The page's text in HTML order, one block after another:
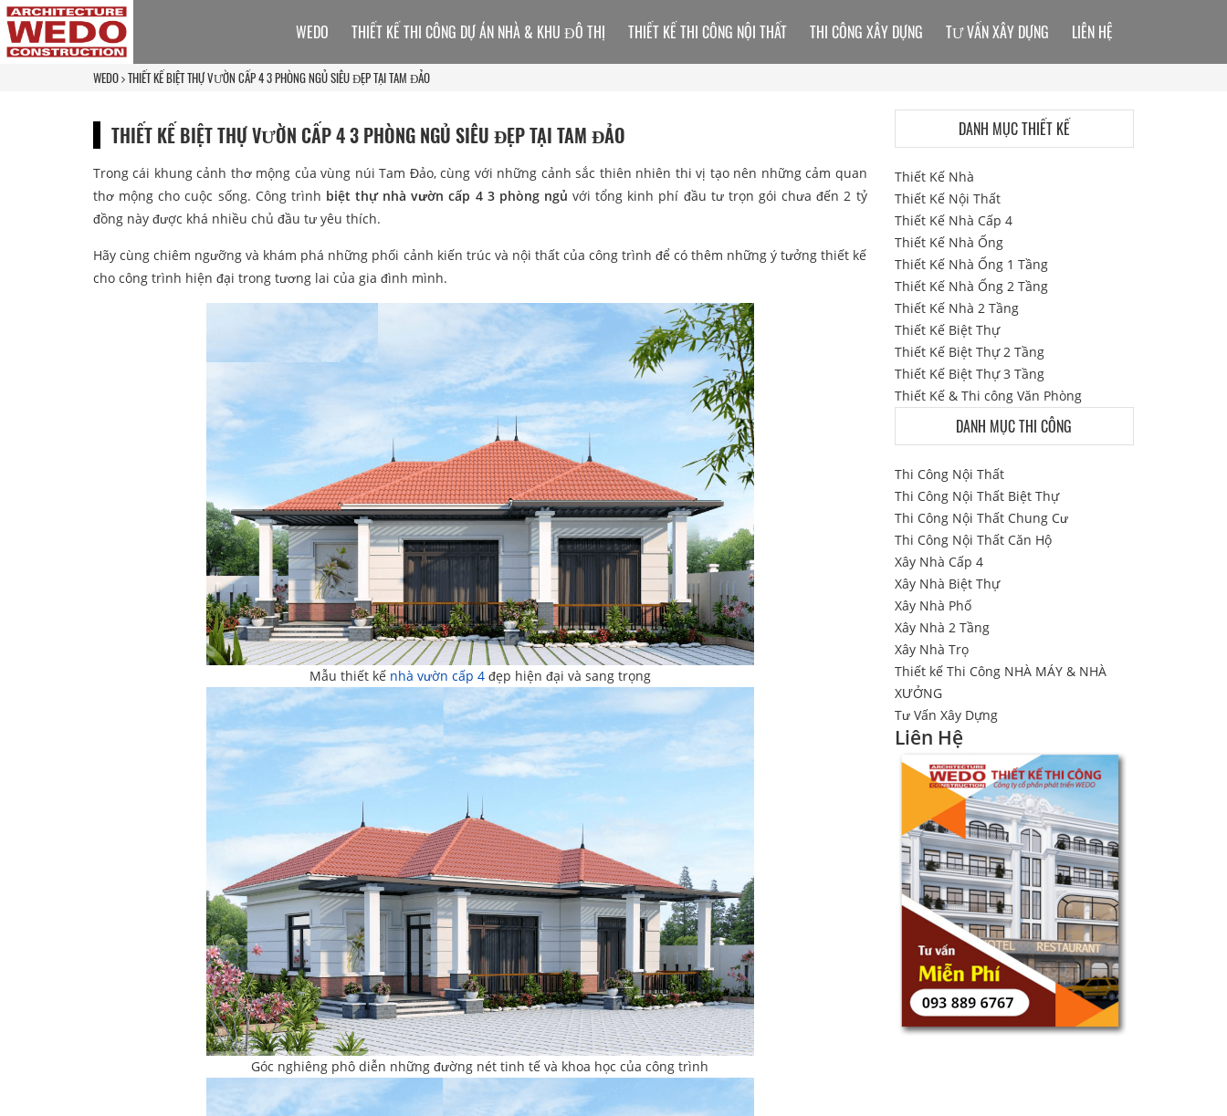
WEDO THIẾT KẾ BIỆT THỰ VƯỜN CẤP 4 3 PHÒNG NGỦ SIÊU ĐẸP TẠI TAM ĐẢO
THIẾT KẾ BIỆT THỰ VƯỜN CẤP 4 3 PHÒNG NGỦ SIÊU ĐẸP TẠI TAM ĐẢO
Trong cái khung cảnh thơ mộng của vùng núi Tam Đảo, cùng với những cảnh sắc thiên nhiên thi vị tạo nên những cảm quan
thơ mộng cho cuộc sống. Công trình biệt thự nhà vườn cấp 4 3 phòng ngủ với tổng kinh phí đầu tư trọn gói chưa đến 2 tỷ
đồng này được khá nhiều chủ đầu tư yêu thích.
Hãy cùng chiêm ngưỡng và khám phá những phối cảnh kiến trúc và nội thất của công trình để có thêm những ý tưởng thiết kế
cho công trình hiện đại trong tương lai của gia đình mình.
Mẫu thiết kế nhà vườn cấp 4đẹp hiện đại và sang trọng
Góc nghiêng phô diễn những đường nét tinh tế và khoa học của công trình
WEDO THIẾT KẾ THI CÔNG DỰ ÁN NHÀ & KHU ĐÔ THỊ THIẾT KẾ THI CÔNG NỘI THẤT THI CÔNG XÂY DỰNG TƯ VẤN XÂY DỰNG LIÊN HỆ
DANH MỤC THIẾT KẾ
Thiết Kế Nhà
Thiết Kế Nội Thất
Thiết Kế Nhà Cấp 4
Thiết Kế Nhà Ống
Thiết Kế Nhà Ống 1 Tầng
Thiết Kế Nhà Ống 2 Tầng
Thiết Kế Nhà 2 Tầng
Thiết Kế Biệt Thự
Thiết Kế Biệt Thự 2 Tầng
Thiết Kế Biệt Thự 3 Tầng
Thiết Kế & Thi công Văn Phòng
DANH MỤC THI CÔNG
Thi Công Nội Thất
Thi Công Nội Thất Biệt Thự
Thi Công Nội Thất Chung Cư
Thi Công Nội Thất Căn Hộ
Xây Nhà Cấp 4
Xây Nhà Biệt Thự
Xây Nhà Phố
Xây Nhà 2 Tầng
Xây Nhà Trọ
Thiết kế Thi Công NHÀ MÁY & NHÀ
XƯỞNG
Tư Vấn Xây Dựng
Liên Hệ